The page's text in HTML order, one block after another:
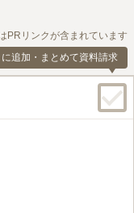
PRリンクが含まれています
追加・まとめて資料請求